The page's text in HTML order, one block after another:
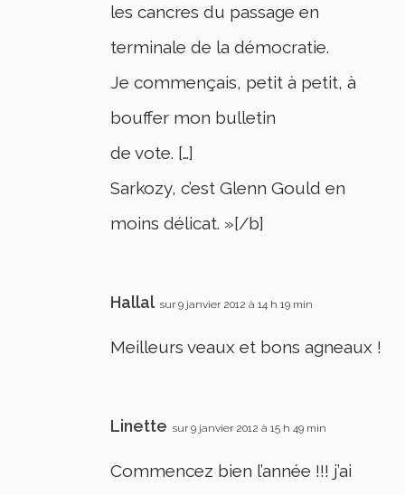
les cancres du passage en
terminale de la démocratie.
Je commençais, petit à petit, à
bouffer mon bulletin
de vote. […]
Sarkozy, c’est Glenn Gould en
moins délicat. »[/b]
Hallal sur 9 janvier 2012 à 14 h 19 min
Meilleurs veaux et bons agneaux !
Linette sur 9 janvier 2012 à 15 h 49 min
Commencez bien l’année !!! j’ai